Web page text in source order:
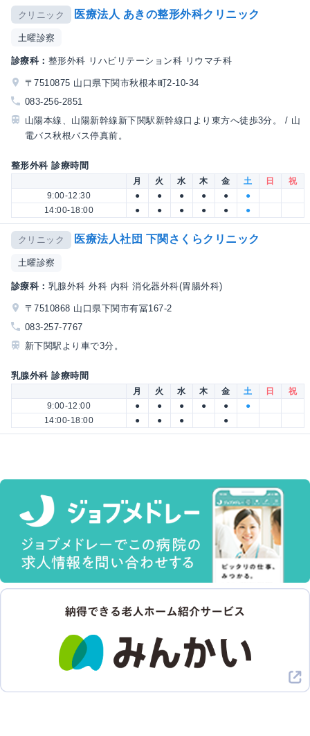
クリニック 医療法人 あきの整形外科クリニック
土曜診察
診療科： 整形外科 リハビリテーション科 リウマチ科
〒7510875 山口県下関市秋根本町2-10-34
083-256-2851
山陽本線、山陽新幹線新下関駅新幹線口より東方へ徒歩3分。 / 山
電バス秋根バス停真前。
整形外科 診療時間
月 火 水 木 金 土 日
祝
9:00-12:30
● ● ● ● ●
●
14:00-18:00
● ● ● ● ● ●
クリニック 医療法人社団 下関さくらクリニック
土曜診察
診療科： 乳腺外科 外科 内科 消化器外科(胃腸外科)
〒7510868 山口県下関市有冨167-2
083-257-7767
新下関駅より車で3分。
乳腺外科 診療時間
月 火 水 木 金 土 日
祝
9:00-12:00
● ● ● ● ●
●
14:00-18:00
● ● ● ●